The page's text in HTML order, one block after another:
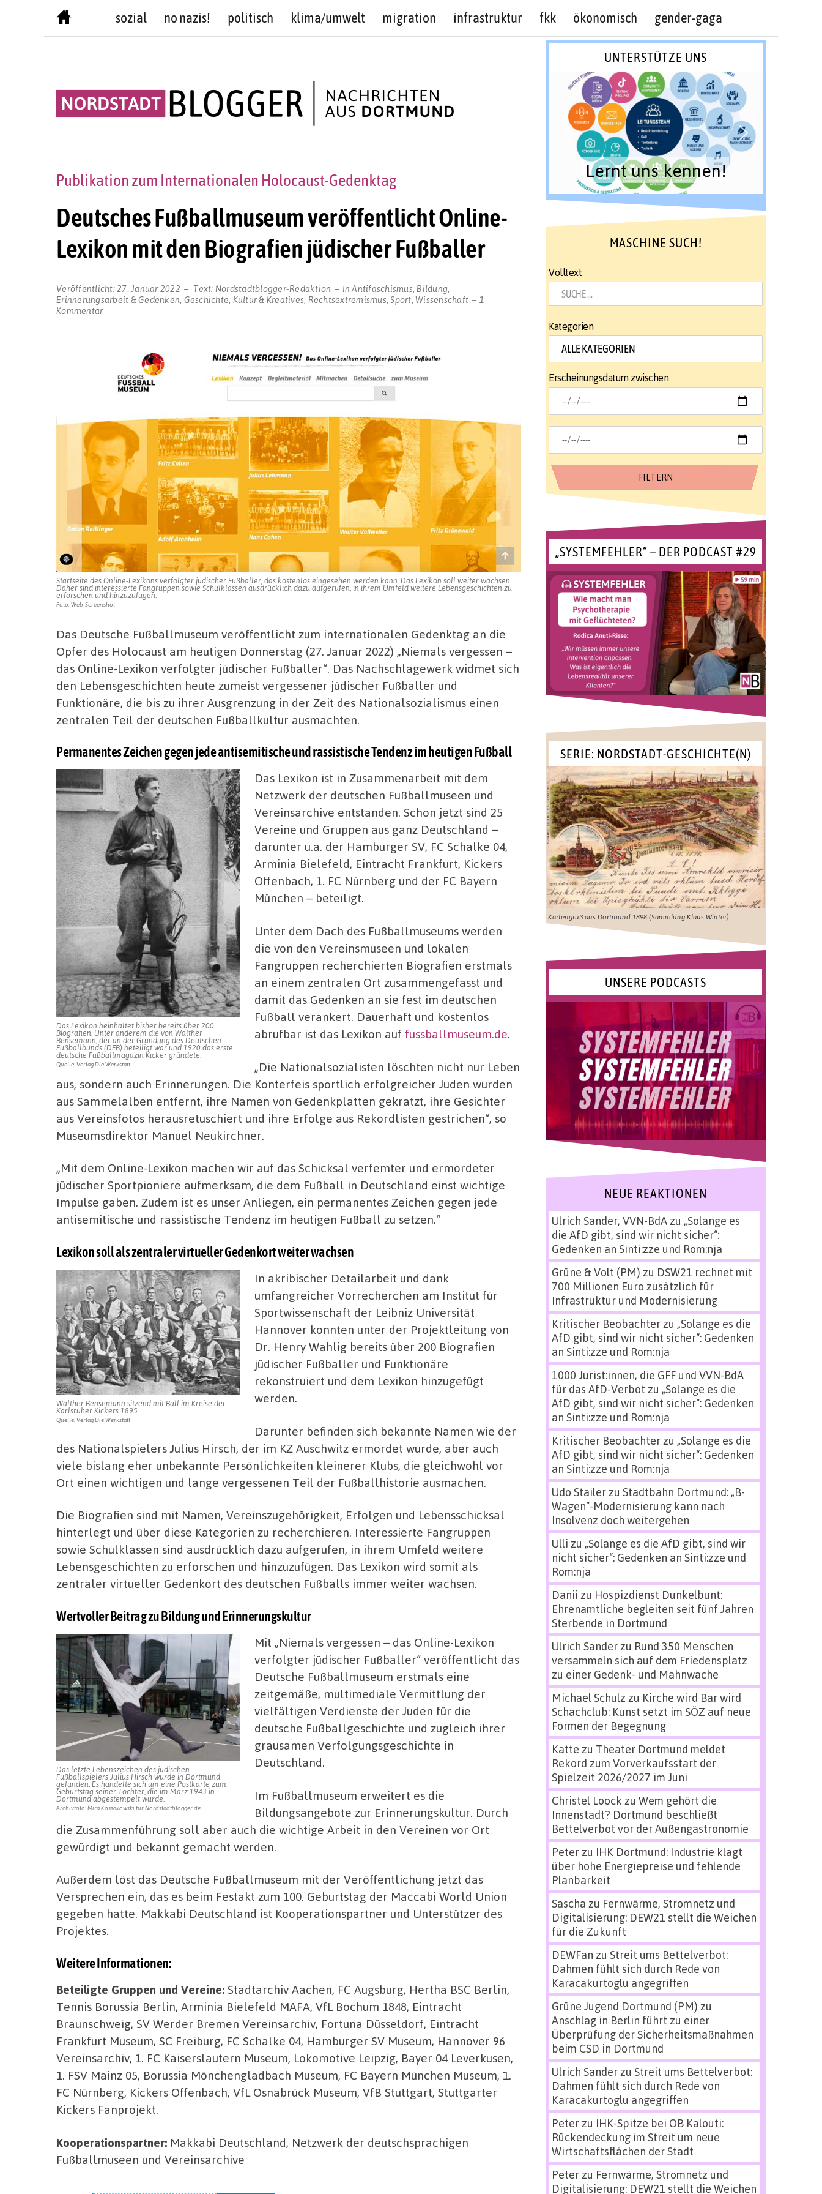
sozial no nazis! politisch klima/umwelt migration infrastruktur fkk ökonomisch gender-gaga
Deutsches Fußballmuseum veröffentlicht Online-
Lexikon mit den Biografien jüdischer Fußballer
Publikation zum Internationalen Holocaust-Gedenktag
Veröffentlicht: 27. Januar 2022 Text: Nordstadtblogger-Redaktion InAntifaschismus Bildung
Erinnerungsarbeit & Gedenken Geschichte Kultur & Kreatives Rechtsextremismus Sport Wissenschaft
1
Kommentarzu
Fußballer
Startseite des Online-Lexikons verfolgter jüdischer Fußballer, das kostenlos eingesehen werden kann. Das Lexikon soll weiter wachsen.
Daher sind interessierte Fangruppen sowie Schulklassen ausdrücklich dazu aufgerufen, in ihrem Umfeld weitere Lebensgeschichten zu
erforschen und hinzuzufügen.
Foto: Web-Screenshot
Das Deutsche Fußballmuseum veröffentlicht zum internationalen Gedenktag an die
Opfer des Holocaust am heutigen Donnerstag (27. Januar 2022) „Niemals vergessen –
das Online-Lexikon verfolgter jüdischer Fußballer“. Das Nachschlagewerk widmet sich
den Lebensgeschichten heute zumeist vergessener jüdischer Fußballer und
Funktionäre, die bis zu ihrer Ausgrenzung in der Zeit des Nationalsozialismus einen
zentralen Teil der deutschen Fußballkultur ausmachten.
Permanentes Zeichen gegen jede antisemitische und rassistische Tendenz im heutigen Fußball
Das Lexikon beinhaltet bisher bereits über 200
Biografien. Unter anderem die von Walther
Bensemann, der an der Gründung des Deutschen
Fußballbunds (DFB) beteiligt war und 1920 das erste
deutsche Fußballmagazin Kicker gründete.
Quelle: Verlag Die Werkstatt
Das Lexikon ist in Zusammenarbeit mit dem
Netzwerk der deutschen Fußballmuseen und
Vereinsarchive entstanden. Schon jetzt sind 25
Vereine und Gruppen aus ganz Deutschland –
darunter u.a. der Hamburger SV, FC Schalke 04,
Arminia Bielefeld, Eintracht Frankfurt, Kickers
Offenbach, 1. FC Nürnberg und der FC Bayern
München – beteiligt.
Unter dem Dach des Fußballmuseums werden
die von den Vereinsmuseen und lokalen
Fangruppen recherchierten Biografien erstmals
an einem zentralen Ort zusammengefasst und
damit das Gedenken an sie fest im deutschen
Fußball verankert. Dauerhaft und kostenlos
abrufbar ist das Lexikon auf fussballmuseum.de.
„Die Nationalsozialisten löschten nicht nur Leben
aus, sondern auch Erinnerungen. Die Konterfeis sportlich erfolgreicher Juden wurden
aus Sammelalben entfernt, ihre Namen von Gedenkplatten gekratzt, ihre Gesichter
aus Vereinsfotos herausretuschiert und ihre Erfolge aus Rekordlisten gestrichen“, so
Museumsdirektor Manuel Neukirchner.
„Mit dem Online-Lexikon machen wir auf das Schicksal verfemter und ermordeter
jüdischer Sportpioniere aufmerksam, die dem Fußball in Deutschland einst wichtige
Impulse gaben. Zudem ist es unser Anliegen, ein permanentes Zeichen gegen jede
antisemitische und rassistische Tendenz im heutigen Fußball zu setzen.“
Lexikon soll als zentraler virtueller Gedenkort weiter wachsen
Walther Bensemann sitzend mit Ball im Kreise der
Karlsruher Kickers 1895.
Quelle: Verlag Die Werkstatt
In akribischer Detailarbeit und dank
umfangreicher Vorrecherchen am Institut für
Sportwissenschaft der Leibniz Universität
Hannover konnten unter der Projektleitung von
Dr. Henry Wahlig bereits über 200 Biografien
jüdischer Fußballer und Funktionäre
rekonstruiert und dem Lexikon hinzugefügt
werden.
Darunter befinden sich bekannte Namen wie der
des Nationalspielers Julius Hirsch, der im KZ Auschwitz ermordet wurde, aber auch
viele bislang eher unbekannte Persönlichkeiten kleinerer Klubs, die gleichwohl vor
Ort einen wichtigen und lange vergessenen Teil der Fußballhistorie ausmachen.
Die Biografien sind mit Namen, Vereinszugehörigkeit, Erfolgen und Lebensschicksal
hinterlegt und über diese Kategorien zu recherchieren. Interessierte Fangruppen
sowie Schulklassen sind ausdrücklich dazu aufgerufen, in ihrem Umfeld weitere
Lebensgeschichten zu erforschen und hinzuzufügen. Das Lexikon wird somit als
zentraler virtueller Gedenkort des deutschen Fußballs immer weiter wachsen.
Wertvoller Beitrag zu Bildung und Erinnerungskultur
Das letzte Lebenszeichen des jüdischen
Fußballspielers Julius Hirsch wurde in Dortmund
gefunden. Es handelte sich um eine Postkarte zum
Geburtstag seiner Tochter, die im März 1943 in
Dortmund abgestempelt wurde.
Archivfoto: Mira Kossakowski für Nordstadtblogger.de
Mit „Niemals vergessen – das Online-Lexikon
verfolgter jüdischer Fußballer“ veröffentlicht das
Deutsche Fußballmuseum erstmals eine
zeitgemäße, multimediale Vermittlung der
vielfältigen Verdienste der Juden für die
deutsche Fußballgeschichte und zugleich ihrer
grausamen Verfolgungsgeschichte in
Deutschland.
Im Fußballmuseum erweitert es die
Bildungsangebote zur Erinnerungskultur. Durch
die Zusammenführung soll aber auch die wichtige Arbeit in den Vereinen vor Ort
gewürdigt und bekannt gemacht werden.
Außerdem löst das Deutsche Fußballmuseum mit der Veröffentlichung jetzt das
Versprechen ein, das es beim Festakt zum 100. Geburtstag der Maccabi World Union
gegeben hatte. Makkabi Deutschland ist Kooperationspartner und Unterstützer des
Projektes.
Weitere Informationen:
Beteiligte Gruppen und Vereine: Stadtarchiv Aachen, FC Augsburg, Hertha BSC Berlin,
Tennis Borussia Berlin, Arminia Bielefeld MAFA, VfL Bochum 1848, Eintracht
Braunschweig, SV Werder Bremen Vereinsarchiv, Fortuna Düsseldorf, Eintracht
Frankfurt Museum, SC Freiburg, FC Schalke 04, Hamburger SV Museum, Hannover 96
Vereinsarchiv, 1. FC Kaiserslautern Museum, Lokomotive Leipzig, Bayer 04 Leverkusen,
1. FSV Mainz 05, Borussia Mönchengladbach Museum, FC Bayern München Museum, 1.
FC Nürnberg, Kickers Offenbach, VfL Osnabrück Museum, VfB Stuttgart, Stuttgarter
Kickers Fanprojekt.
Kooperationspartner: Makkabi Deutschland, Netzwerk der deutschsprachigen
Fußballmuseen und Vereinsarchive
UNTERSTÜTZE UNS
Lernt uns kennen!
MASCHINE SUCH!
Volltext
Kategorien
Erscheinungsdatum zwischen
„SYSTEMFEHLER“ – DER PODCAST #29
SERIE: NORDSTADT-GESCHICHTE(N)
Kartengruß aus Dortmund 1898 (Sammlung Klaus Winter)
UNSERE PODCASTS
NEUE REAKTIONEN
Ulrich Sander, VVN-BdAzu „Solange es
die AfD gibt, sind wir nicht sicher“:
Gedenken an Sinti:zze und Rom:nja
Grüne & Volt (PM) zu DSW21 rechnet mit
700 Millionen Euro zusätzlich für
Infrastruktur und Modernisierung
Kritischer Beobachterzu „Solange es die
AfD gibt, sind wir nicht sicher“: Gedenken
an Sinti:zze und Rom:nja
1000 Jurist:innen, die GFF und VVN-BdA
für das AfD-Verbot zu „Solange es die
AfD gibt, sind wir nicht sicher“: Gedenken
an Sinti:zze und Rom:nja
Kritischer Beobachterzu „Solange es die
AfD gibt, sind wir nicht sicher“: Gedenken
an Sinti:zze und Rom:nja
Udo Stailerzu Stadtbahn Dortmund: „B-
Wagen“-Modernisierung kann nach
Insolvenz doch weitergehen
Ulli zu „Solange es die AfD gibt, sind wir
nicht sicher“: Gedenken an Sinti:zze und
Rom:nja
Danii zu Hospizdienst Dunkelbunt:
Ehrenamtliche begleiten seit fünf Jahren
Sterbende in Dortmund
Ulrich Sanderzu Rund 350 Menschen
versammeln sich auf dem Friedensplatz
zu einer Gedenk- und Mahnwache
Michael Schulz zu Kirche wird Bar wird
Schachclub: Kunst setzt im SÖZ auf neue
Formen der Begegnung
Katte zu Theater Dortmund meldet
Rekord zum Vorverkaufsstart der
Spielzeit 2026/2027 im Juni
Christel Loock zu Wem gehört die
Innenstadt? Dortmund beschließt
Bettelverbot vor der Außengastronomie
Peterzu IHK Dortmund: Industrie klagt
über hohe Energiepreise und fehlende
Planbarkeit
Sascha zu Fernwärme, Stromnetz und
Digitalisierung: DEW21 stellt die Weichen
für die Zukunft
DEWFan zu Streit ums Bettelverbot:
Dahmen fühlt sich durch Rede von
Karacakurtoglu angegriffen
Grüne Jugend Dortmund (PM) zu
Anschlag in Berlin führt zu einer
Überprüfung der Sicherheitsmaßnahmen
beim CSD in Dortmund
Ulrich Sanderzu Streit ums Bettelverbot:
Dahmen fühlt sich durch Rede von
Karacakurtoglu angegriffen
Peterzu IHK-Spitze bei OB Kalouti:
Rückendeckung im Streit um neue
Wirtschaftsflächen der Stadt
Peterzu Fernwärme, Stromnetz und
Digitalisierung: DEW21 stellt die Weichen